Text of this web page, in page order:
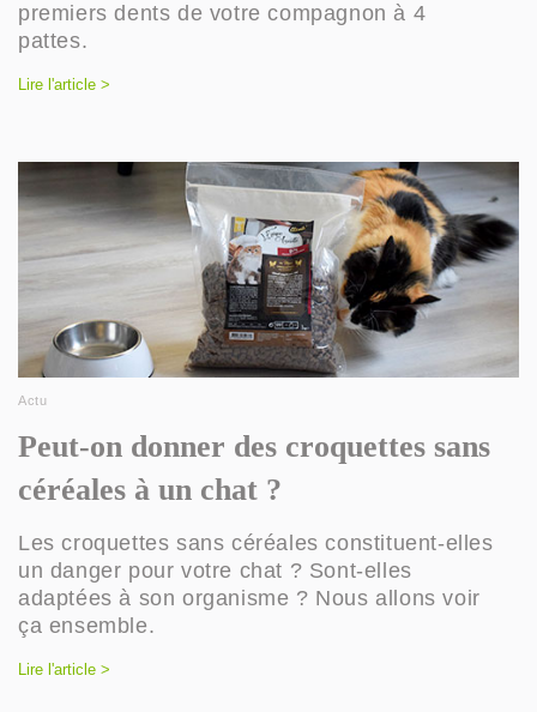
premiers dents de votre compagnon à 4
pattes.
Lire l'article >
Actu
Peut-on donner des croquettes sans
céréales à un chat ?
Les croquettes sans céréales constituent-elles
un danger pour votre chat ? Sont-elles
adaptées à son organisme ? Nous allons voir
ça ensemble.
Lire l'article >